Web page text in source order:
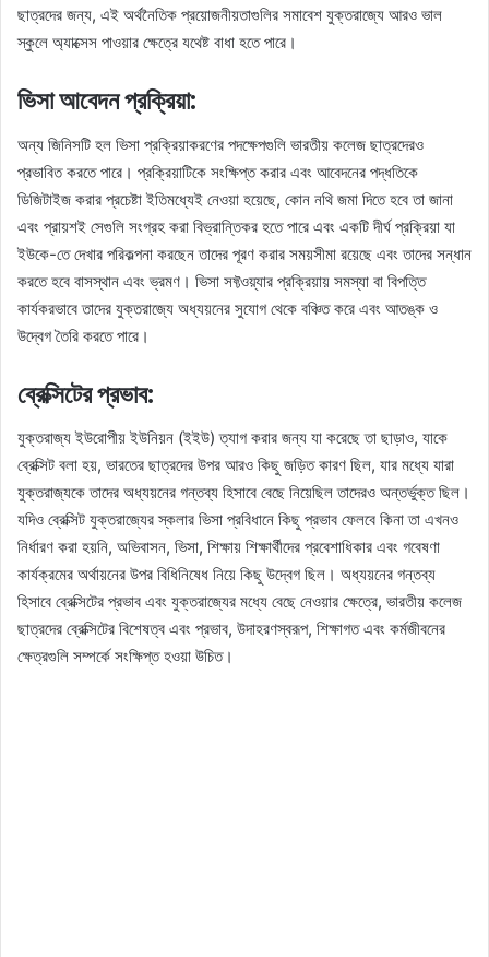
ছাত্রদের জন্য, এই অর্থনৈতিক প্রয়োজনীয়তাগুলির সমাবেশ যুক্তরাজ্যে আরও ভাল
স্কুলে অ্যাক্সেস পাওয়ার ক্ষেত্রে যথেষ্ট বাধা হতে পারে।
ভিসা আবেদন প্রক্রিয়া:
অন্য জিনিসটি হল ভিসা প্রক্রিয়াকরণের পদক্ষেপগুলি ভারতীয় কলেজ ছাত্রদেরও
প্রভাবিত করতে পারে। প্রক্রিয়াটিকে সংক্ষিপ্ত করার এবং আবেদনের পদ্ধতিকে
ডিজিটাইজ করার প্রচেষ্টা ইতিমধ্যেই নেওয়া হয়েছে, কোন নথি জমা দিতে হবে তা জানা
এবং প্রায়শই সেগুলি সংগ্রহ করা বিভ্রান্তিকর হতে পারে এবং একটি দীর্ঘ প্রক্রিয়া যা
ইউকে-তে দেখার পরিকল্পনা করছেন তাদের পূরণ করার সময়সীমা রয়েছে এবং তাদের সন্ধান
করতে হবে বাসস্থান এবং ভ্রমণ। ভিসা সফ্টওয়্যার প্রক্রিয়ায় সমস্যা বা বিপত্তি
কার্যকরভাবে তাদের যুক্তরাজ্যে অধ্যয়নের সুযোগ থেকে বঞ্চিত করে এবং আতঙ্ক ও
উদ্বেগ তৈরি করতে পারে।
ব্রেক্সিটের প্রভাব:
যুক্তরাজ্য ইউরোপীয় ইউনিয়ন (ইইউ) ত্যাগ করার জন্য যা করেছে তা ছাড়াও, যাকে
ব্রেক্সিট বলা হয়, ভারতের ছাত্রদের উপর আরও কিছু জড়িত কারণ ছিল, যার মধ্যে যারা
যুক্তরাজ্যকে তাদের অধ্যয়নের গন্তব্য হিসাবে বেছে নিয়েছিল তাদেরও অন্তর্ভুক্ত ছিল।
যদিও ব্রেক্সিট যুক্তরাজ্যের স্কলার ভিসা প্রবিধানে কিছু প্রভাব ফেলবে কিনা তা এখনও
নির্ধারণ করা হয়নি, অভিবাসন, ভিসা, শিক্ষায় শিক্ষার্থীদের প্রবেশাধিকার এবং গবেষণা
কার্যক্রমের অর্থায়নের উপর বিধিনিষেধ নিয়ে কিছু উদ্বেগ ছিল। অধ্যয়নের গন্তব্য
হিসাবে ব্রেক্সিটের প্রভাব এবং যুক্তরাজ্যের মধ্যে বেছে নেওয়ার ক্ষেত্রে, ভারতীয় কলেজ
ছাত্রদের ব্রেক্সিটের বিশেষত্ব এবং প্রভাব, উদাহরণস্বরূপ, শিক্ষাগত এবং কর্মজীবনের
ক্ষেত্রগুলি সম্পর্কে সংক্ষিপ্ত হওয়া উচিত।